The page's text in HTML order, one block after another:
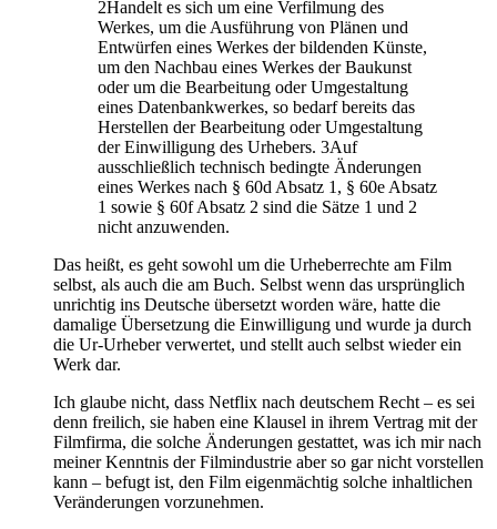
2Handelt es sich um eine Verfilmung des
Werkes, um die Ausführung von Plänen und
Entwürfen eines Werkes der bildenden Künste,
um den Nachbau eines Werkes der Baukunst
oder um die Bearbeitung oder Umgestaltung
eines Datenbankwerkes, so bedarf bereits das
Herstellen der Bearbeitung oder Umgestaltung
der Einwilligung des Urhebers. 3Auf
ausschließlich technisch bedingte Änderungen
eines Werkes nach § 60d Absatz 1, § 60e Absatz
1 sowie § 60f Absatz 2 sind die Sätze 1 und 2
nicht anzuwenden.
Das heißt, es geht sowohl um die Urheberrechte am Film
selbst, als auch die am Buch. Selbst wenn das ursprünglich
unrichtig ins Deutsche übersetzt worden wäre, hatte die
damalige Übersetzung die Einwilligung und wurde ja durch
die Ur-Urheber verwertet, und stellt auch selbst wieder ein
Werk dar.
Ich glaube nicht, dass Netflix nach deutschem Recht – es sei
denn freilich, sie haben eine Klausel in ihrem Vertrag mit der
Filmfirma, die solche Änderungen gestattet, was ich mir nach
meiner Kenntnis der Filmindustrie aber so gar nicht vorstellen
kann – befugt ist, den Film eigenmächtig solche inhaltlichen
Veränderungen vorzunehmen.